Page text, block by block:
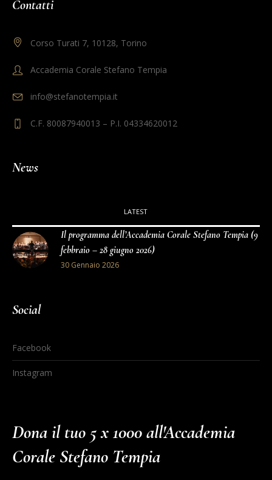
Contatti
Corso Turati 7, 10128, Torino
Accademia Corale Stefano Tempia
info@stefanotempia.it
C.F. 80087940013 – P.I. 04334620012
News
LATEST
Il programma dell’Accademia Corale Stefano Tempia (9
febbraio – 28 giugno 2026)
30 Gennaio 2026
Social
Facebook
Instagram
Dona il tuo 5 x 1000 all'Accademia
Corale Stefano Tempia